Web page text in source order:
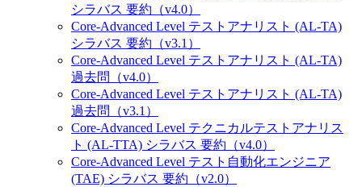
シラバス 要約（v4.0）
Core-Advanced Level テストアナリスト (AL-TA)
シラバス 要約（v3.1）
Core-Advanced Level テストアナリスト (AL-TA)
過去問（v4.0）
Core-Advanced Level テストアナリスト (AL-TA)
過去問（v3.1）
Core-Advanced Level テクニカルテストアナリス
ト (AL-TTA) シラバス 要約（v4.0）
Core-Advanced Level テスト自動化エンジニア
(TAE) シラバス 要約（v2.0）